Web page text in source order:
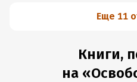
Еще 11
Книги,
на